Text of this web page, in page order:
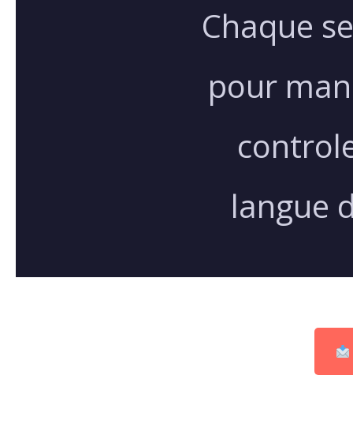
Chaque
pour
langue